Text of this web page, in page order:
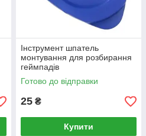
Інструмент шпатель
монтування для розбирання
геймпадів
Готово до відправки
25 ₴
Купити